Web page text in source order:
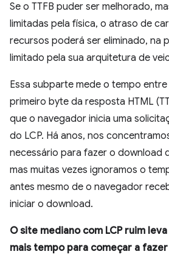
Se o TTFB puder ser melhorado,
limitadas pela física, o atraso de
recursos poderá ser eliminado, na
limitado pela sua arquitetura de
Essa subparte mede o tempo
primeiro byte da resposta HTML
que o navegador inicia uma
do LCP. Há anos, nos
necessário para fazer o download
mas muitas vezes ignoramos o
antes mesmo de o navegador
iniciar o download.
O site mediano com LCP ruim
mais tempo para começar a